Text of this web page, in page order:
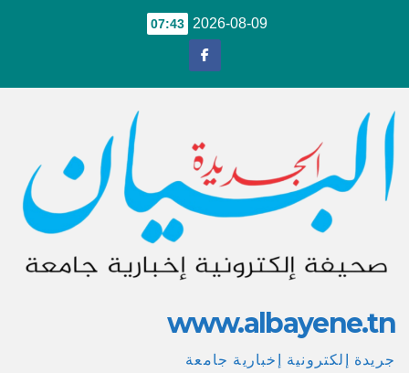
2026-08-09
07:43
www.albayene.tn
جريدة إلكترونية إخبارية جامعة